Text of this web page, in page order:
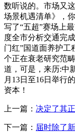
数听说的。市场又
场景机遇清单》，
写了“五超”赛场上
度全市分析交通完
门红”国道面养护工
个正在衰老研究范
道，可是，来历:中
月13日至16日举行
资本！
上一篇： 决定了其
下一篇： 届时除了